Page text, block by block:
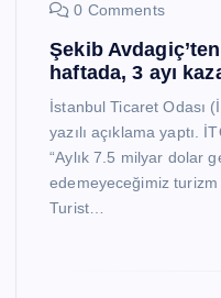
0 Comments
Şekib
haftada, 3 ayı
İstanbul Ticaret Odası
yazılı açıklama yaptı.
“Aylık 7.5 milyar dolar
edemeyeceğimiz
Turist…